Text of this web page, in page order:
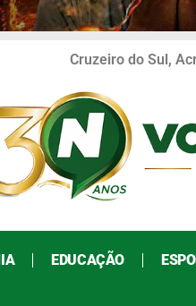
Cruzeiro do Sul,
EDUCAÇÃO